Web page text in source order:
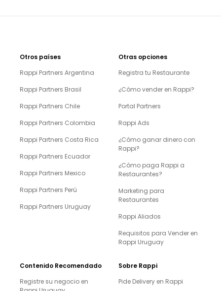
Otros países
Rappi Partners Argentina
Rappi Partners Brasil
Rappi Partners Chile
Rappi Partners Colombia
Rappi Partners Costa Rica
Rappi Partners Ecuador
Rappi Partners Mexico
Rappi Partners Perú
Rappi Partners Uruguay
Otras opciones
Registra tu Restaurante
¿Cómo vender en Rappi?
Portal Partners
Rappi Ads
¿Cómo ganar dinero con
Rappi?
¿Cómo paga Rappi a
Restaurantes?
Marketing para
Restaurantes
Rappi Aliados
Requisitos para Vender en
Rappi Uruguay
Contenido Recomendado
Registre su negocio en
Sobre Rappi
Pide Delivery en Rappi